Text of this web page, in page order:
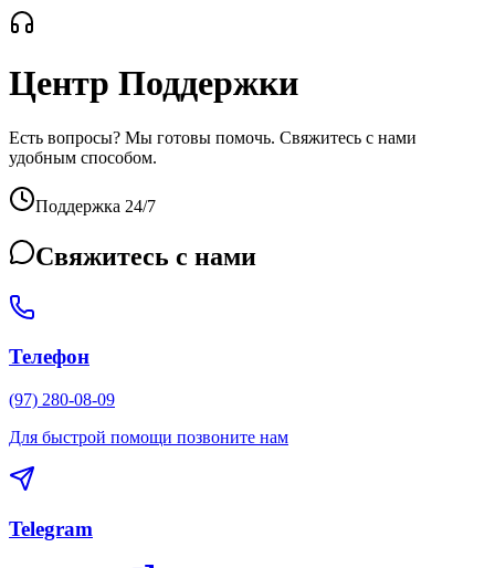
Центр Поддержки
Есть вопросы? Мы готовы помочь. Свяжитесь с нами
удобным способом.
Поддержка 24/7
Свяжитесь с нами
Телефон
(97) 280-08-09
Для быстрой помощи позвоните нам
Telegram